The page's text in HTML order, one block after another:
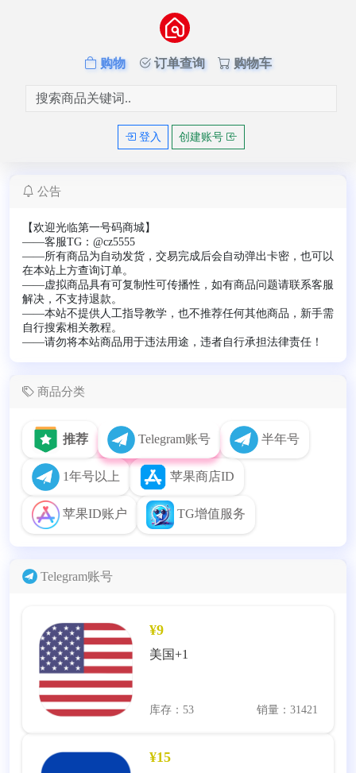
购物 订单查询 购物车
登入 创建账号
公告
【欢迎光临第一号码商城】
——客服TG： @cz5555
——所有商品为自动发货，交易完成后会自动弹出卡密，也可以
在本站上方查询订单。
——虚拟商品具有可复制性可传播性，如有商品问题请联系客服
解决，不支持退款。
——本站不提供人工指导教学，也不推荐任何其他商品，新手需
自行搜索相关教程。
——请勿将本站商品用于违法用途，违者自行承担法律责任！
商品分类
推荐 Telegram账号 半年号
1年号以上 苹果商店ID
苹果ID账户 TG增值服务
Telegram账号
¥9
美国+1
库存：53 销量：31421
¥15